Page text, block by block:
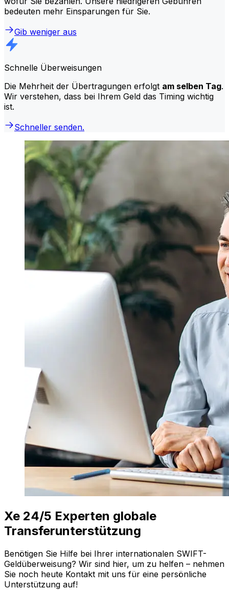
bedeuten mehr Einsparungen für Sie.
Gib weniger aus
Schnelle Überweisungen
Die Mehrheit der Übertragungen erfolgt am selben Tag.
Wir verstehen, dass bei Ihrem Geld das Timing wichtig
ist.
Schneller senden.
Xe 24/5 Experten globale
Transferunterstützung
Benötigen Sie Hilfe bei Ihrer internationalen SWIFT-
Geldüberweisung? Wir sind hier, um zu helfen – nehmen
Sie noch heute Kontakt mit uns für eine persönliche
Unterstützung auf!